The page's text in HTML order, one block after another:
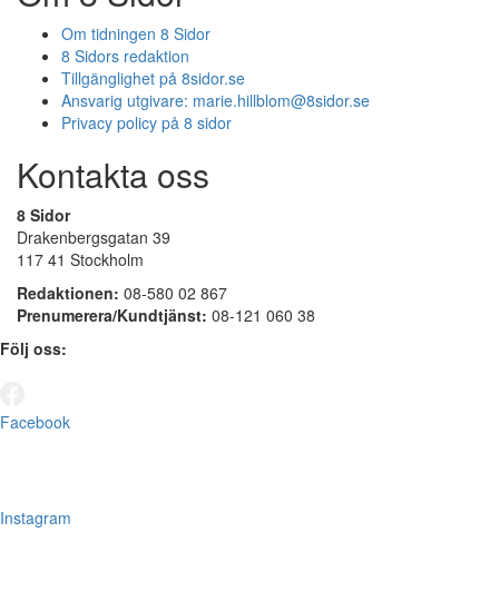
Om tidningen 8 Sidor
8 Sidors redaktion
Tillgänglighet på 8sidor.se
Ansvarig utgivare: marie.hillblom@8sidor.se
Privacy policy på 8 sidor
Kontakta oss
8 Sidor
Drakenbergsgatan 39
117 41 Stockholm
Redaktionen: 08-580 02 867
Prenumerera/Kundtjänst: 08-121 060 38
Följ oss:
Facebook
Instagram